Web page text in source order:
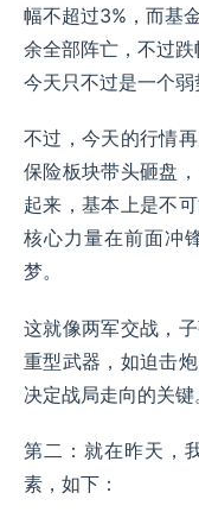
幅不超过3%，而基
余全部阵亡，不过
今天只不过是一个弱
不过，今天的行情
保险板块带头砸盘
起来，基本上是不
核心力量在前面冲
梦。
这就像两军交战，
重型武器，如迫击
决定战局走向的关键
第二：就在昨天，
素，如下：